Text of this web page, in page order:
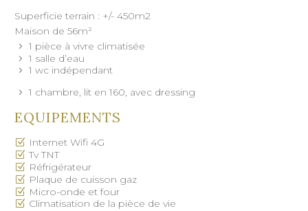
Superficie terrain : +/- 450m2
Maison de 56m²
1 pièce à vivre climatisée
1 salle d’eau
1 wc indépendant
1 chambre, lit en 160, avec dressing
EQUIPEMENTS
Internet Wifi 4G
Tv TNT
Réfrigérateur
Plaque de cuisson gaz
Micro-onde et four
Climatisation de la pièce de vie